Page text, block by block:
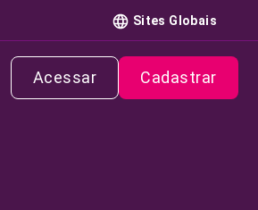
Sites Globais
Acessar Cadastrar